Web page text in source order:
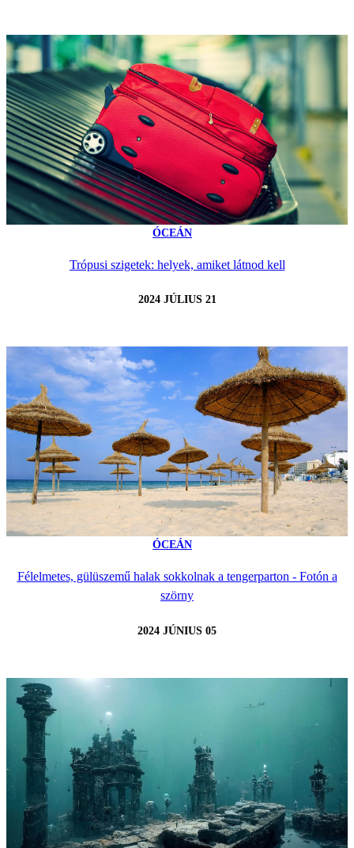
ÓCEÁN
Trópusi szigetek: helyek, amiket látnod kell
2024 JÚLIUS 21
ÓCEÁN
Félelmetes, gülüszemű halak sokkolnak a tengerparton - Fotón a
szörny
2024 JÚNIUS 05